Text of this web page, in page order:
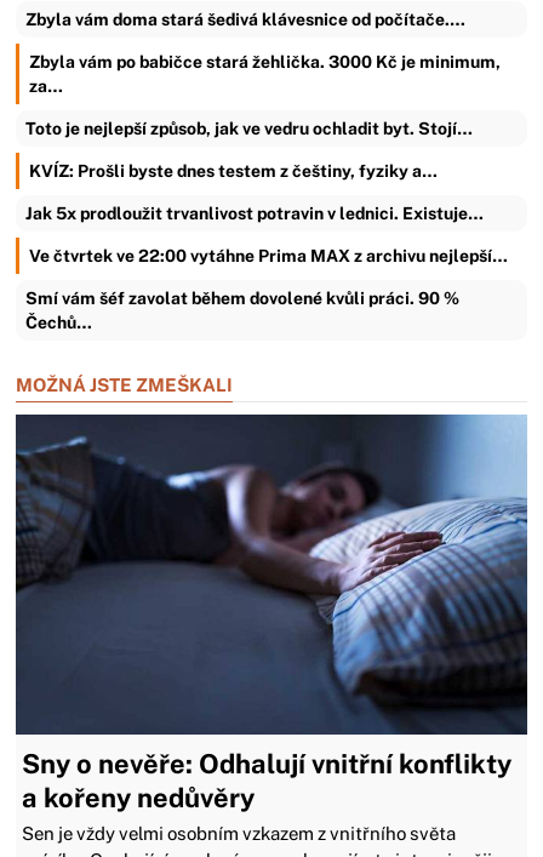
Zbyla vám doma stará šedivá klávesnice od počítače.…
Zbyla vám po babičce stará žehlička. 3000 Kč je minimum,
za…
Toto je nejlepší způsob, jak ve vedru ochladit byt. Stojí…
KVÍZ: Prošli byste dnes testem z češtiny, fyziky a…
Jak 5x prodloužit trvanlivost potravin v lednici. Existuje…
Ve čtvrtek ve 22:00 vytáhne Prima MAX z archivu nejlepší…
Smí vám šéf zavolat během dovolené kvůli práci. 90 %
Čechů…
MOŽNÁ JSTE ZMEŠKALI
Sny o nevěře: Odhalují vnitřní konflikty
a kořeny nedůvěry
Sen je vždy velmi osobním vzkazem z vnitřního světa